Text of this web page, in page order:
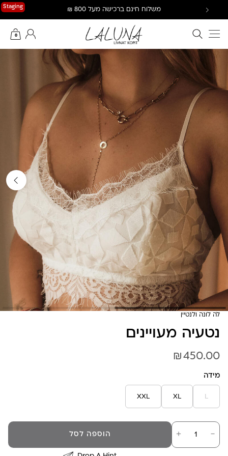
Staging משלוח חינם ברכישה מעל 800 ₪
חיפוש באתר
0
החשבון שלי
לה לונה ולנטיין
נטעיה מעויינים
₪450.00
מידה
L
XL
XXL
－
כמות
של
נטעיה
＋ הוספה לסל